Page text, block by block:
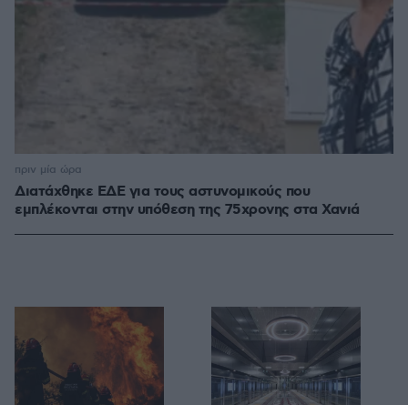
Διατάχθηκε ΕΔΕ για τους αστυνομικούς που
εμπλέκονται στην υπόθεση της 75χρονης στα Χανιά
πριν μία ώρα